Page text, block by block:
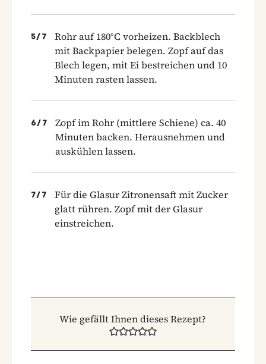
5/ 7
Rohr auf 180°C vorheizen. Backblech
mit Back­papier belegen. Zopf auf das
Blech legen, mit Ei bestreichen und 10
Minuten rasten lassen.
6/ 7
Zopf im Rohr (mittlere Schiene) ca. 40
Minuten backen. Herausnehmen und
auskühlen lassen.
7/ 7
Für die Glasur Zitronensaft mit Zucker
glatt rühren. Zopf mit der Glasur
einstreichen.
Wie gefällt Ihnen dieses Rezept?